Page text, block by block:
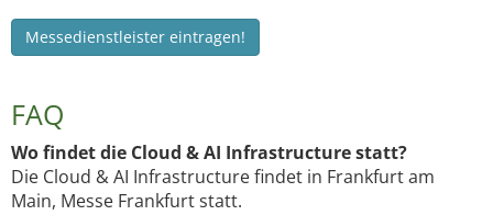
Messedienstleister eintragen!
FAQ
Wo findet die Cloud & AI Infrastructure statt?
Die Cloud & AI Infrastructure findet in Frankfurt am
Main, Messe Frankfurt statt.